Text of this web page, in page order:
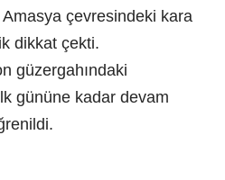
çevresindeki kara
dikkat çekti.
güzergahındaki
gününe kadar devam